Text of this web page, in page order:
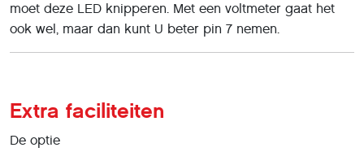
moet deze LED knipperen. Met een voltmeter gaat het
ook wel, maar dan kunt U beter pin 7 nemen.
Extra faciliteiten
De optie